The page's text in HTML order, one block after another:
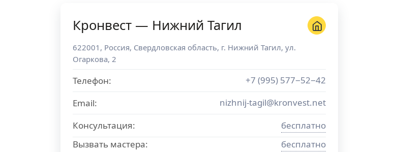
Кронвест — Нижний Тагил
622001 , Россия, Свердловская область, г. Нижний Тагил, ул.
Огаркова, 2
Телефон:
+7 (995) 577−52−42
Email:
nizhnij-tagil@kronvest.net
Консультация:
бесплатно
Вызвать мастера:
бесплатно